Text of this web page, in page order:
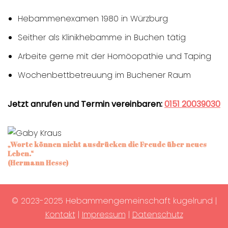
Hebammenexamen 1980 in Würzburg
Seither als Klinikhebamme in Buchen tätig
Arbeite gerne mit der Homöopathie und Taping
Wochenbettbetreuung im Buchener Raum
Jetzt anrufen und Termin vereinbaren:0151 20039030
„Worte können nicht ausdrücken die Freude über neues
Leben.“
(Hermann Hesse)
© 2023-2025 Hebammengemeinschaft kugelrund |
Kontakt| Impressum | Datenschutz